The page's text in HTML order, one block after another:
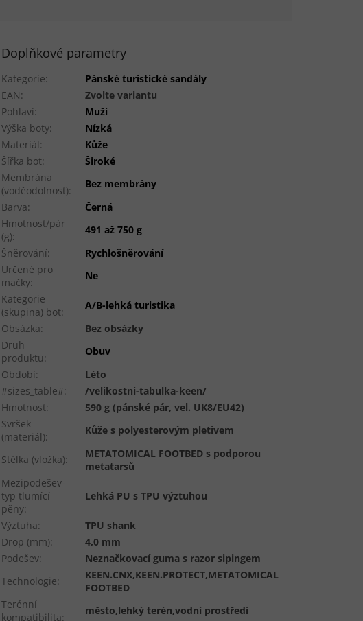
Doplňkové parametry
Kategorie:
Pánské turistické sandály
EAN:
Zvolte variantu
Pohlaví:
Muži
Výška boty:
Nízká
Materiál:
Kůže
Šířka bot:
Široké
Membrána
(voděodolnost):
Bez membrány
Barva:
Černá
Hmotnost/pár
(g):
491 až 750 g
Šněrování:
Rychlošněrování
Určené pro
mačky:
Ne
Kategorie
(skupina) bot:
A/B-lehká turistika
Obsázka:
Bez obsázky
Druh
produktu:
Obuv
Období:
Léto
#sizes_table#:
/velikostni-tabulka-keen/
Hmotnost:
590 g (pánské pár, vel. UK8/EU42)
Svršek
(materiál):
Kůže s polyesterovým pletivem
Stélka (vložka):
METATOMICAL FOOTBED s podporou
metatarsů
Mezipodešev-
typ tlumící
pěny:
Lehká PU s TPU výztuhou
Výztuha:
TPU shank
Drop (mm):
4,0 mm
Podešev:
Neznačkovací guma s razor sipingem
Technologie:
KEEN.CNX,KEEN.PROTECT,METATOMICAL
FOOTBED
Terénní
kompatibilita:
město,lehký terén,vodní prostředí